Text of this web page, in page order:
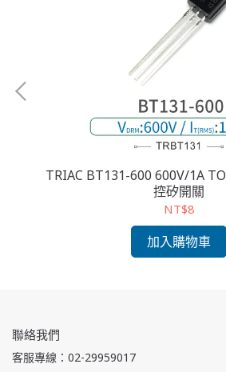
TRIAC BT131-600 600V/1A TO-92 三端雙向可
控矽開關
NT$8
加入購物車
聯絡我們
客服專線：02-29959017